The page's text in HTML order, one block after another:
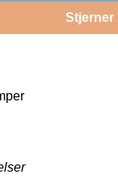
Stjerner